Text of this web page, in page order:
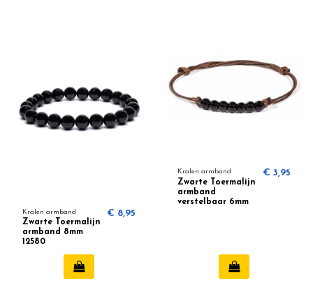
Kralen armband
Zwarte Toermalijn
armband 8mm
12580
€ 8,95
Kralen armband
Zwarte Toermalijn
armband
verstelbaar 6mm
€ 3,95